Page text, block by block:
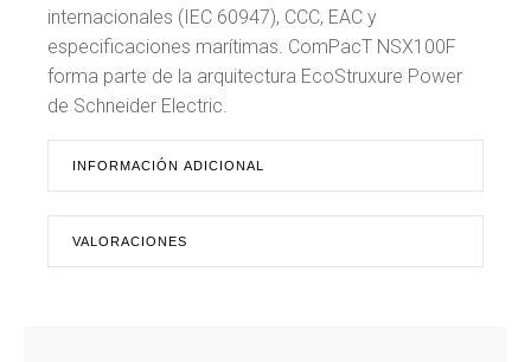
internacionales (IEC 60947), CCC, EAC y
especificaciones marítimas. ComPacT NSX100F
forma parte de la arquitectura EcoStruxure Power
de Schneider Electric.
INFORMACIÓN ADICIONAL
VALORACIONES